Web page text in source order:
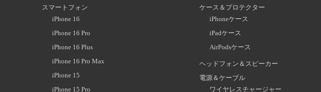
スマートフォン
iPhone 16
iPhone 16 Pro
iPhone 16 Plus
iPhone 16 Pro Max
iPhone 15
iPhone 15 Pro
ケース＆プロテクター
iPhoneケース
iPadケース
AirPodsケース
ヘッドフォン＆スピーカー
電源＆ケーブル
ワイヤレスチャージャー